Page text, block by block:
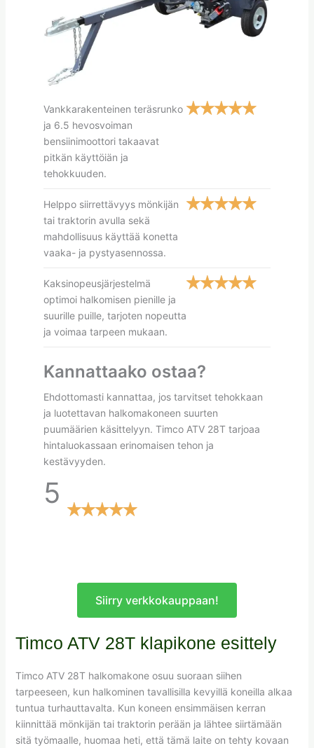
Vankkarakenteinen teräsrunko
ja 6.5 hevosvoiman
bensiinimoottori takaavat
pitkän käyttöiän ja
tehokkuuden.
Helppo siirrettävyys mönkijän
tai traktorin avulla sekä
mahdollisuus käyttää konetta
vaaka- ja pystyasennossa.
Kaksinopeusjärjestelmä
optimoi halkomisen pienille ja
suurille puille, tarjoten nopeutta
ja voimaa tarpeen mukaan.
Kannattaako ostaa?
Ehdottomasti kannattaa, jos tarvitset tehokkaan
ja luotettavan halkomakoneen suurten
puumäärien käsittelyyn. Timco ATV 28T tarjoaa
hintaluokassaan erinomaisen tehon ja
kestävyyden.
5
Siirry verkkokauppaan!
Timco ATV 28T klapikone esittely
Timco ATV 28T halkomakone osuu suoraan siihen
tarpeeseen, kun halkominen tavallisilla kevyillä koneilla alkaa
tuntua turhauttavalta. Kun koneen ensimmäisen kerran
kiinnittää mönkijän tai traktorin perään ja lähtee siirtämään
sitä työmaalle, huomaa heti, että tämä laite on tehty kovaan